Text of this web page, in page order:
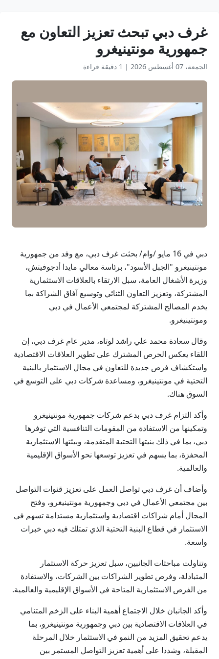
غرف دبي تبحث تعزيز التعاون مع
جمهورية مونتينيغرو
الجمعة، 07 أغسطس 2026 | 1 دقيقة قراءة
دبي في 16 مايو /وام/ بحثت غرف دبي، مع وفد من جمهورية
مونتينيغرو "الجبل الأسود"، برئاسة معالي مايدا أدجوفيتش،
وزيرة الأشغال العامة، سبل الارتقاء بالعلاقات الاستثمارية
المشتركة، وتعزيز التعاون الثنائي وتوسيع آفاق الشراكة بما
يخدم المصالح المشتركة لمجتمعي الأعمال في دبي
ومونتينيغرو.
وقال سعادة محمد علي راشد لوتاه، مدير عام غرف دبي، إن
اللقاء يعكس الحرص المشترك على تطوير العلاقات الاقتصادية
واستكشاف فرص جديدة للتعاون في مجال الاستثمار بالبنية
التحتية في مونتينيغرو، ومساعدة شركات دبي على التوسع في
السوق هناك.
وأكد التزام غرف دبي بدعم شركات جمهورية مونتينيغرو
وتمكينها من الاستفادة من المقومات التنافسية التي توفرها
دبي، بما في ذلك بنيتها التحتية المتقدمة، وبيئتها الاستثمارية
المحفزة، بما يسهم في تعزيز توسعها نحو الأسواق الإقليمية
والعالمية.
وأضاف أن غرف دبي تواصل العمل على تعزيز قنوات التواصل
بين مجتمعي الأعمال في دبي وجمهورية مونتينيغرو، وفتح
المجال أمام شراكات اقتصادية واستثمارية مستدامة تسهم في
الاستثمار في قطاع البنية التحتية الذي تمتلك فيه دبي خبرات
واسعة.
وتناولت مباحثات الجانبين، سبل تعزيز حركة الاستثمار
المتبادلة، وفرص تطوير الشراكات بين الشركات، والاستفادة
من الفرص الاستثمارية المتاحة في الأسواق الإقليمية والعالمية.
وأكد الجانبان خلال الاجتماع أهمية البناء على الزخم المتنامي
في العلاقات الاقتصادية بين دبي وجمهورية مونتينيغرو، بما
يدعم تحقيق المزيد من النمو في الاستثمار خلال المرحلة
المقبلة، وشددا على أهمية تعزيز التواصل المستمر بين